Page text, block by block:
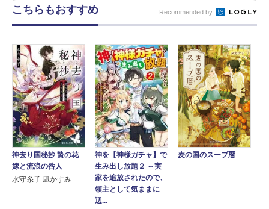
こちらもおすすめ Recommended by
神去り国秘抄 贄の花
嫁と流浪の咎人
水守糸子 凪かすみ
神を【神様ガチャ】で
生み出し放題２ ～実
家を追放されたので、
領主として気ままに
辺...
麦の国のスープ暦